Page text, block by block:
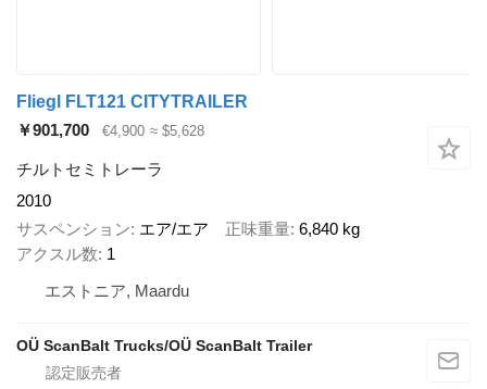
Fliegl FLT121 CITYTRAILER
￥901,700
€4,900 ≈ $5,628
チルトセミトレーラ
2010
サスペンション エア/エア 正味重量 6,840 kg
アクスル数 1
エストニア, Maardu
OÜ ScanBalt Trucks/OÜ ScanBalt Trailer